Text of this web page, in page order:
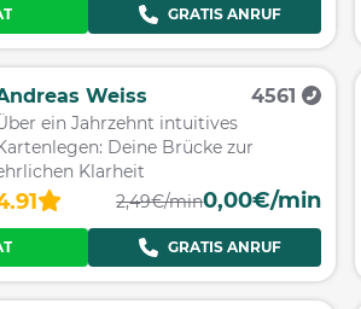
GRATIS ANRUF
Weiss 4561
ein Jahrzehnt intuitives
Deine Brücke zur
Klarheit
2,49€/min0,00€/min
GRATIS ANRUF